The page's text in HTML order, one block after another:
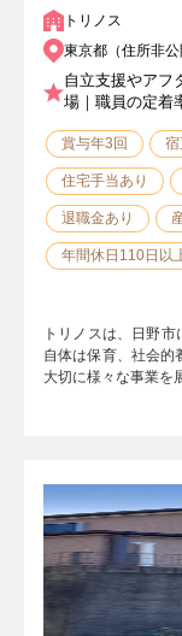
トリノス
東京都（住所非公
自立支援やアフ
場｜職員の定着
賞与年3回 宿
住宅手当あり
退職金あり
年間休日110日以
トリノスは、日野
自体は保育、社会的
大切に様々な事業